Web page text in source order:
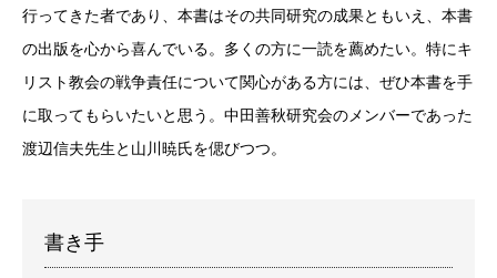
行ってきた者であり、本書はその共同研究の成果ともいえ、本書
の出版を心から喜んでいる。多くの方に一読を薦めたい。特にキ
リスト教会の戦争責任について関心がある方には、ぜひ本書を手
に取ってもらいたいと思う。中田善秋研究会のメンバーであった
渡辺信夫先生と山川暁氏を偲びつつ。
書き手